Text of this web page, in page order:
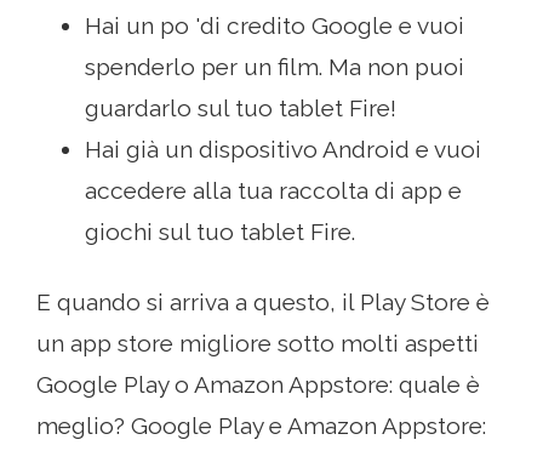
Hai un po 'di credito Google e vuoi
spenderlo per un film. Ma non puoi
guardarlo sul tuo tablet Fire!
Hai già un dispositivo Android e vuoi
accedere alla tua raccolta di app e
giochi sul tuo tablet Fire.
E quando si arriva a questo, il Play Store è
un app store migliore sotto molti aspetti
Google Play o Amazon Appstore: quale è
meglio? Google Play e Amazon Appstore: